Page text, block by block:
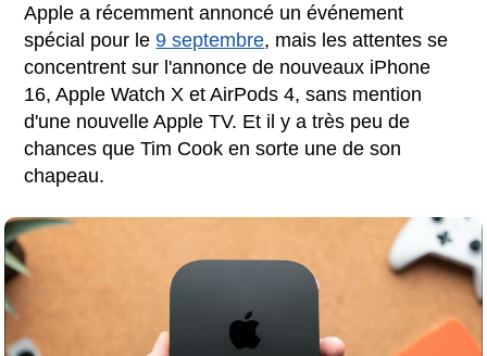
Apple a récemment annoncé un événement
spécial pour le9 septembre, mais les attentes se
concentrent sur l'annonce de nouveaux iPhone
16, Apple Watch X et AirPods 4, sans mention
d'une nouvelle Apple TV. Et il y a très peu de
chances que Tim Cook en sorte une de son
chapeau.